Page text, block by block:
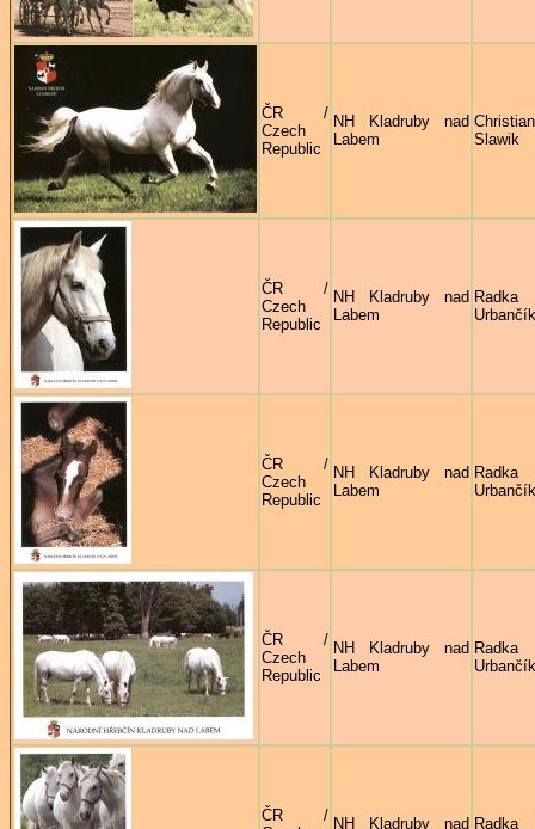
ČR /
Czech
Republic
NH Kladruby nad
Labem
Slawik
ČR /
Czech
Republic
NH Kladruby nad
Labem
Radka
ČR /
Czech
Republic
NH Kladruby nad
Labem
Radka
ČR /
Czech
Republic
NH Kladruby nad
Labem
Radka
ČR / NH Kladruby nad Radka